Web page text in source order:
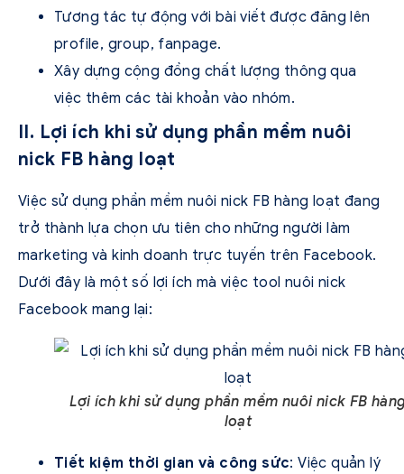
Tương tác tự động với bài viết được đăng lên
profile, group, fanpage.
Xây dựng cộng đồng chất lượng thông qua
việc thêm các tài khoản vào nhóm.
II. Lợi ích khi sử dụng phần mềm nuôi
nick FB hàng loạt
Việc sử dụng phần mềm nuôi nick FB hàng loạt đang
trở thành lựa chọn ưu tiên cho những người làm
marketing và kinh doanh trực tuyến trên Facebook.
Dưới đây là một số lợi ích mà việc tool nuôi nick
Facebook mang lại:
Lợi ích khi sử dụng phần mềm nuôi nick FB
loạt
Tiết kiệm thời gian và công sức: Việc quản lý